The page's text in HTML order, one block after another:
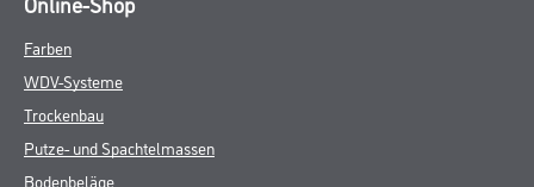
Farben
WDV-Systeme
Trockenbau
Putze- und Spachtelmassen
Bodenbeläge